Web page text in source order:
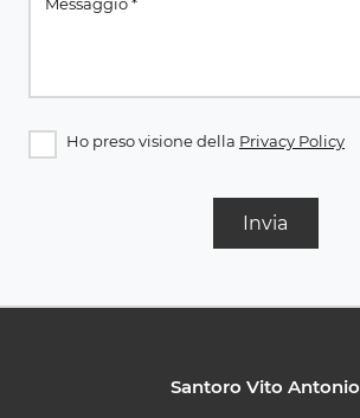
Ho preso visione della Privacy Policy
Invia
Santoro Vito Antonio